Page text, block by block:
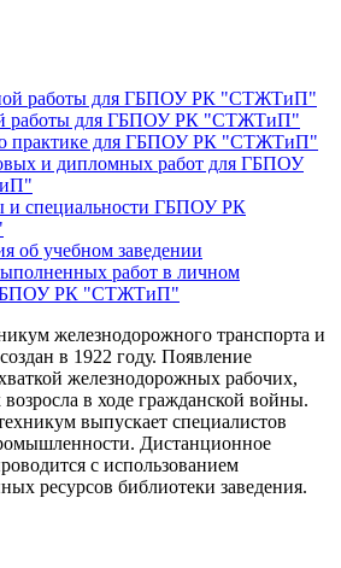
работы для ГБПОУ РК "СТЖТиП"
работы для ГБПОУ РК "СТЖТиП"
практике для ГБПОУ РК "СТЖТиП"
и дипломных работ для ГБПОУ
и специальности ГБПОУ РК
об учебном заведении
работ в личном
РК "СТЖТиП"
железнодорожного транспорта и
в 1922 году. Появление
железнодорожных рабочих,
в ходе гражданской войны.
выпускает специалистов
Дистанционное
с использованием
ресурсов библиотеки заведения.